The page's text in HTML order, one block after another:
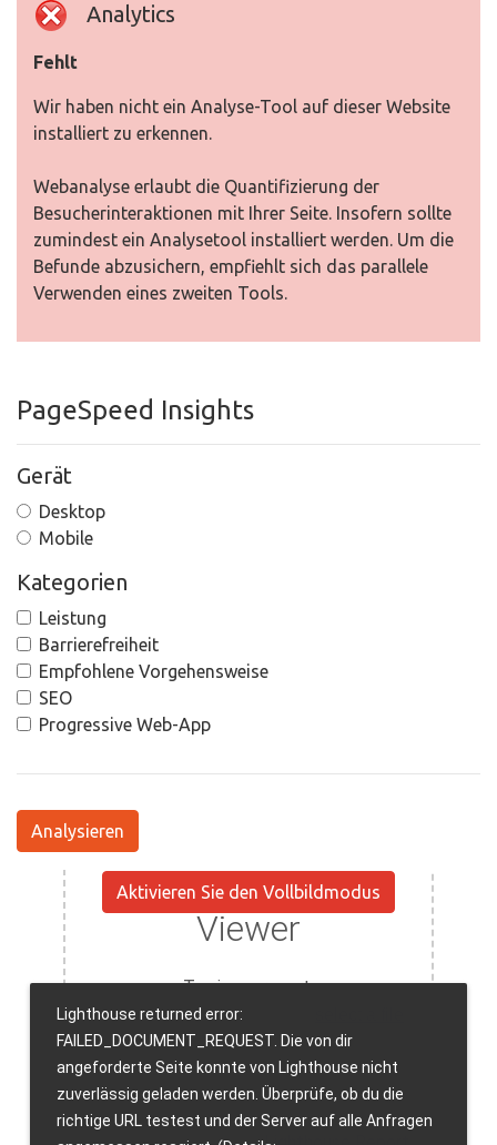
Analytics
Fehlt
Wir haben nicht ein Analyse-Tool auf dieser Website
installiert zu erkennen.
Webanalyse erlaubt die Quantifizierung der
Besucherinteraktionen mit Ihrer Seite. Insofern sollte
zumindest ein Analysetool installiert werden. Um die
Befunde abzusichern, empfiehlt sich das parallele
Verwenden eines zweiten Tools.
PageSpeed Insights
Gerät
Desktop
Mobile
Kategorien
Leistung
Barrierefreiheit
Empfohlene Vorgehensweise
SEO
Progressive Web-App
Analysieren
Aktivieren Sie den Vollbildmodus